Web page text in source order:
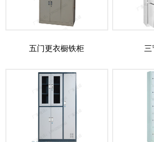
五门更衣橱铁柜 三